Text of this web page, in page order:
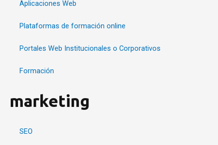
Aplicaciones Web
Plataformas de formación online
Portales Web Institucionales o Corporativos
Formación
marketing
SEO